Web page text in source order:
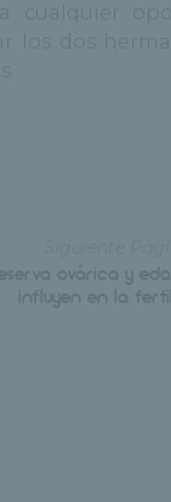
cualquier
los dos
ovárica y
influyen en la